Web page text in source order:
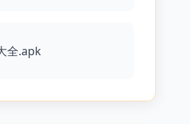
全.apk